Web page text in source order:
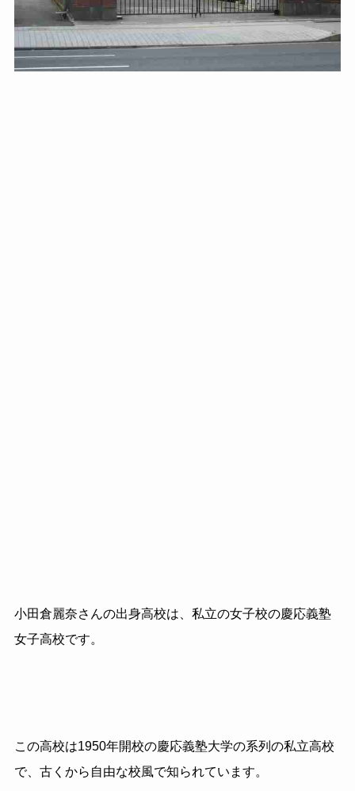
小田倉麗奈さんの出身高校は、私立の女子校の慶応義塾
女子高校です。
この高校は1950年開校の慶応義塾大学の系列の私立高校
で、古くから自由な校風で知られています。